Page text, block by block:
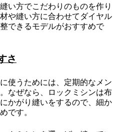
い方でこだわりのものを作り
や縫い方に合わせてダイヤル
できるモデルがおすすめで
さ
使うためには、定期的なメン
なぜなら、ロックミシンは布
かがり縫いをするので、細か
です。